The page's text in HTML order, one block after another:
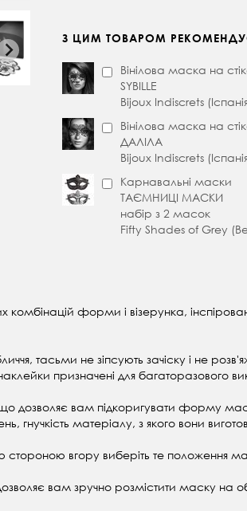
З ЦИМ ТОВАРОМ
Вінілова маска на
SYBILLE
Bijoux Indiscrets
Вінілова маска на
ДАЛІЛA
Bijoux Indiscrets
Карнавальні маски
ТАЄМНИЦІ МАСКИ
набір з 2 масок
Fifty Shades of Grey
комбінацій форми і візерунка,
тасьми не зіпсують зачіску і не
призначені для багаторазового
дозволяє вам підкоригувати форму
матеріалу, з якого вони
вгору виберіть те положення
вам зручно розмістити маску на